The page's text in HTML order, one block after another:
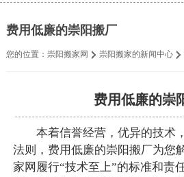
费用低廉的崇阳搬厂
您的位置： 崇阳搬家网 崇阳搬家的新闻中心
费用低廉的崇
本着信誉经营，优异的技术
法则，费用低廉的崇阳搬厂为您
家网履行“技术至上”的标准和责